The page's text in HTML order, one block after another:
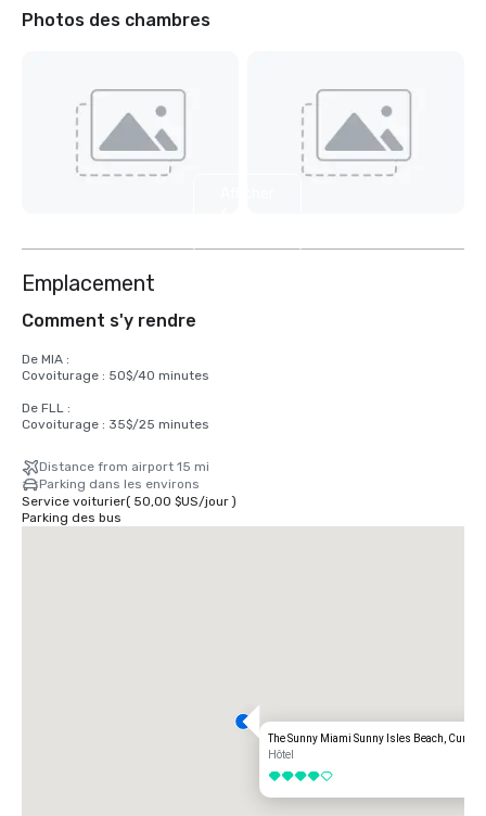
Photos des chambres
Emplacement
Comment s'y rendre
De MIA :
Covoiturage : 50$/40 minutes
De FLL :
Covoiturage : 35$/25 minutes
Distance from airport 15 mi
Parking dans les environs
Service voiturier( 50,00 $US/jour)
Parking des bus
The Sunny Miami Sunny Isles Beach, Curio
Hôtel
4 sur 5